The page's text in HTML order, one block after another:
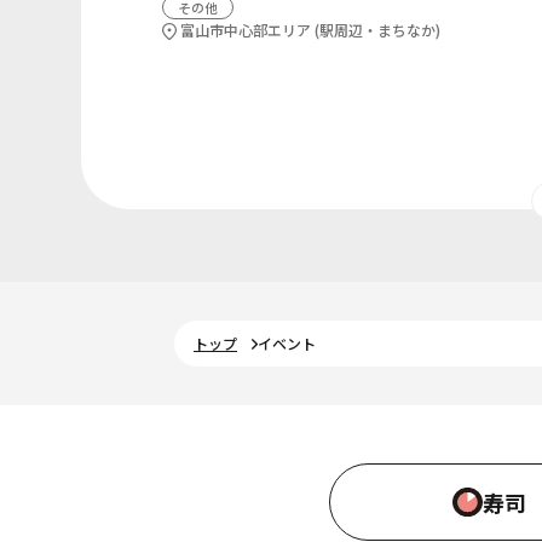
その他
富山市中心部エリア (駅周辺・まちなか)
トップ イベント
寿司